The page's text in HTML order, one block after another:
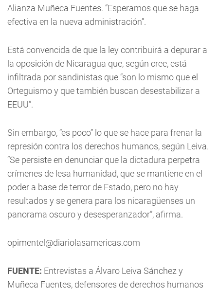
Alianza Muñeca Fuentes. “Esperamos que se haga
efectiva en la nueva administración”.
Está convencida de que la ley contribuirá a depurar a
la oposición de Nicaragua que, según cree, está
infiltrada por sandinistas que “son lo mismo que el
Orteguismo y que también buscan desestabilizar a
EEUU”.
Sin embargo, “es poco” lo que se hace para frenar la
represión contra los derechos humanos, según Leiva.
“Se persiste en denunciar que la dictadura perpetra
crímenes de lesa humanidad, que se mantiene en el
poder a base de terror de Estado, pero no hay
resultados y se genera para los nicaragüenses un
panorama oscuro y desesperanzador”, afirma.
opimentel@diariolasamericas.com
FUENTE: Entrevistas a Álvaro Leiva Sánchez y
Muñeca Fuentes, defensores de derechos humanos